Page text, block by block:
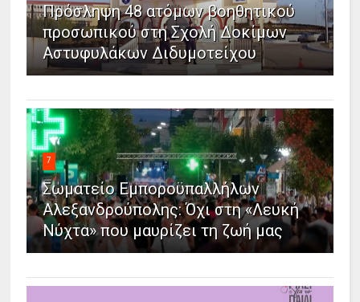
Πρόσληψη 48 ατόμων βοηθητικού
προσωπικού στη Σχολή Δοκίμων
Αστυφυλάκων Διδυμοτείχου
7
Σωματείο Εμποροϋπαλλήλων
Αλεξανδρούπολης: Όχι στη «Λευκή
Νύχτα» που μαυρίζει τη ζωή μας